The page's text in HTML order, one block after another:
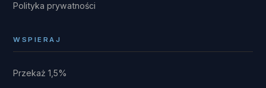
Polityka prywatności
WSPIERAJ
Przekaż 1,5%